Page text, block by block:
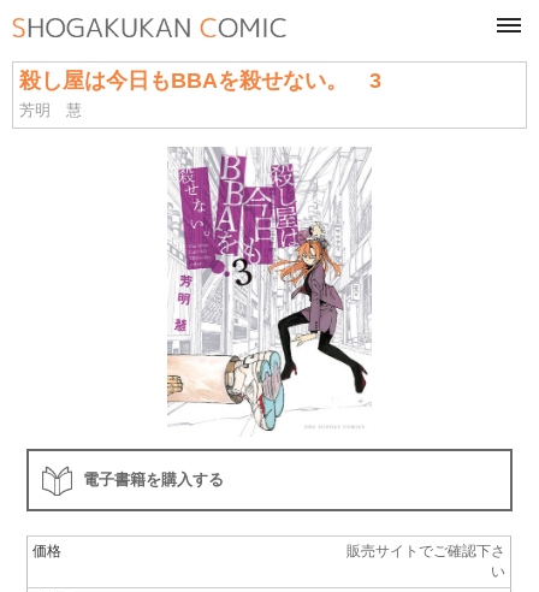
殺し屋は今日もBBAを殺せない。 3
芳明 慧
電子書籍を購入する
価格
販売サイトでご確認下さ
い